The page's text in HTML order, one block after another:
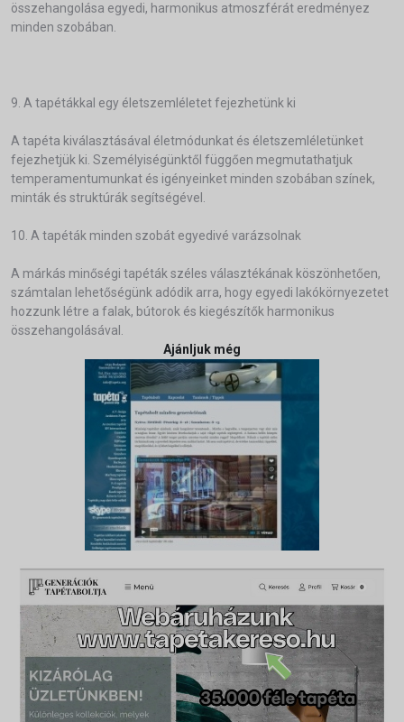
összehangolása egyedi, harmonikus atmoszférát eredményez
minden szobában.
9. A tapétákkal egy életszemléletet fejezhetünk ki
A tapéta kiválasztásával életmódunkat és életszemléletünket
fejezhetjük ki. Személyiségünktől függően megmutathatjuk
temperamentumunkat és igényeinket minden szobában színek,
minták és struktúrák segítségével.
10. A tapéták minden szobát egyedivé varázsolnak
A márkás minőségi tapéták széles választékának köszönhetően,
számtalan lehetőségünk adódik arra, hogy egyedi lakókörnyezetet
hozzunk létre a falak, bútorok és kiegészítők harmonikus
összehangolásával.
Ajánljuk még